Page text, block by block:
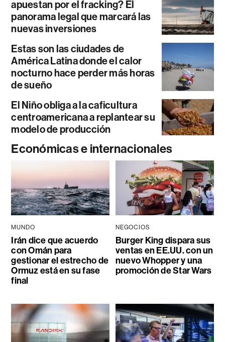
apuestan por el fracking? El
panorama legal que marcará las
nuevas inversiones
Estas son las ciudades de
América Latina donde el calor
nocturno hace perder más horas
de sueño
El Niño obliga a la caficultura
centroamericana a replantear su
modelo de producción
Económicas e internacionales
MUNDO
Irán dice que acuerdo
con Omán para
gestionar el estrecho de
Ormuz está en su fase
final
NEGOCIOS
Burger King dispara sus
ventas en EE.UU. con un
nuevo Whopper y una
promoción de Star Wars